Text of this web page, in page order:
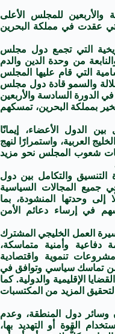
للمجلس الأعلى
عقدت في مملكة البحرين
التي تجمع دول مجلس
من وحدة الدين والدم
التي قام عليها المجلس
أصحاب الجلالة والسمو قادة دول مجلس
في الدورة السادسة والأربعين
بمملكة البحرين، تمسكهم
بين الدول الأعضاء، إيمانًا
العربية، واستمرارًا لنهج
شعوب المجلس نحو مزيد
والتكامل بين دول
جميع المجالات السياسية
إلى وحدتها المنشودة، بما
في إرساء دعائم الأمن
العمل الخليجي المشترك
وأمنية متماسكة،
تنموية واقتصادية
تماسك سياسي وتوافق في
الإقليمية والدولية. كما
لتحقيق المزيد من المكتسبات
وسائر دول المنطقة، وعدم
القوة أو التهديد بها،